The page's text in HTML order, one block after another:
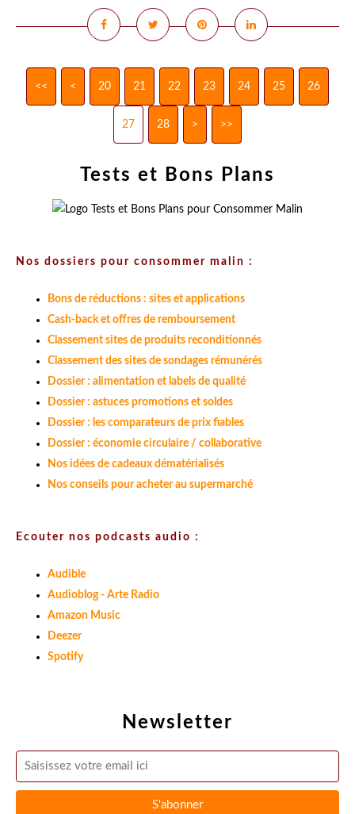
<< < 10
20 21 22 23 24 25 26
27 28 > >>
Newsletter
Tests et Bons Plans
Nos dossiers pour consommer malin :
Bons de réductions : sites et applications
Cash-back et offres de remboursement
Classement sites de produits reconditionnés
Classement des sites de sondages rémunérés
Dossier : alimentation et labels de qualité
Dossier : astuces promotions et soldes
Dossier : les comparateurs de prix fiables
Dossier : économie circulaire / collaborative
Nos idées de cadeaux dématérialisés
Nos conseils pour acheter au supermarché
Ecouter nos podcasts audio :
Audible
Audioblog - Arte Radio
Amazon Music
Deezer
Spotify